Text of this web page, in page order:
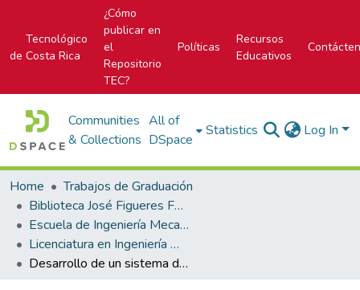
Tecnológico
de Costa Rica
¿Cómo
publicar en
el
Repositorio
TEC?
Políticas
Recursos
Educativos
Communities
& Collections
All of
DSpace
Statistics Log In
Home
Trabajos de Graduación
Biblioteca José Figueres Ferrer
Escuela de Ingeniería Mecatrónica (antes era Área Académica de Ingeniería Mecatrónica)
Licenciatura en Ingeniería Mecatrónica
Desarrollo de un sistema de control para el estabilizado de las aletas pectorales de un robot submarino bioinspirado